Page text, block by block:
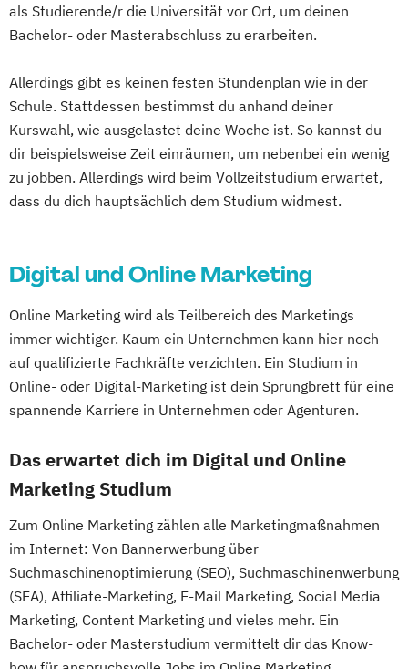
als Studierende/r die Universität vor Ort, um deinen
Bachelor- oder Masterabschluss zu erarbeiten.
Allerdings gibt es keinen festen Stundenplan wie in der
Schule. Stattdessen bestimmst du anhand deiner
Kurswahl, wie ausgelastet deine Woche ist. So kannst du
dir beispielsweise Zeit einräumen, um nebenbei ein wenig
zu jobben. Allerdings wird beim Vollzeitstudium erwartet,
dass du dich hauptsächlich dem Studium widmest.
Digital und Online Marketing
Online Marketing wird als Teilbereich des Marketings
immer wichtiger. Kaum ein Unternehmen kann hier noch
auf qualifizierte Fachkräfte verzichten. Ein Studium in
Online- oder Digital-Marketing ist dein Sprungbrett für eine
spannende Karriere in Unternehmen oder Agenturen.
Das erwartet dich im Digital und Online
Marketing Studium
Zum Online Marketing zählen alle Marketingmaßnahmen
im Internet: Von Bannerwerbung über
Suchmaschinenoptimierung (SEO), Suchmaschinenwerbung
(SEA), Affiliate-Marketing, E-Mail Marketing, Social Media
Marketing, Content Marketing und vieles mehr. Ein
Bachelor- oder Masterstudium vermittelt dir das Know-